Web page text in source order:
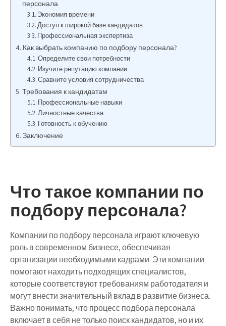
персонала
Экономия времени
Доступ к широкой базе кандидатов
Профессиональная экспертиза
Как выбрать компанию по подбору персонала?
Определите свои потребности
Изучите репутацию компании
Сравните условия сотрудничества
Требования к кандидатам
Профессиональные навыки
Личностные качества
Готовность к обучению
Заключение
Что такое компании по
подбору персонала?
Компании по подбору персонала играют ключевую
роль в современном бизнесе, обеспечивая
организации необходимыми кадрами. Эти компании
помогают находить подходящих специалистов,
которые соответствуют требованиям работодателя и
могут внести значительный вклад в развитие бизнеса.
Важно понимать, что процесс подбора персонала
включает в себя не только поиск кандидатов, но и их